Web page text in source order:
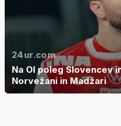
24ur.com
Na OI poleg Slovencev
Norvežani in Madžari